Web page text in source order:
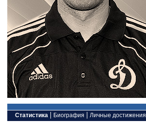
Статистика Биография Личные достижения